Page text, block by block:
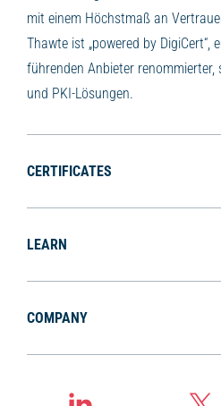
mit einem Höchstmaß an
Thawte ist „powered by DigiCert“,
führenden Anbieter renommierter,
und PKI-Lösungen.
CERTIFICATES
LEARN
COMPANY